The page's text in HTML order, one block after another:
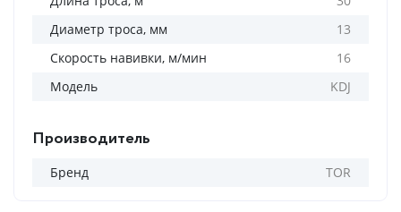
Диаметр троса, мм
13
Скорость навивки, м/мин
16
Модель
KDJ
Производитель
Бренд TOR